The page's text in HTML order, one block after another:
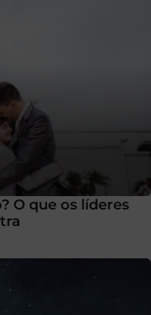
O que os líderes